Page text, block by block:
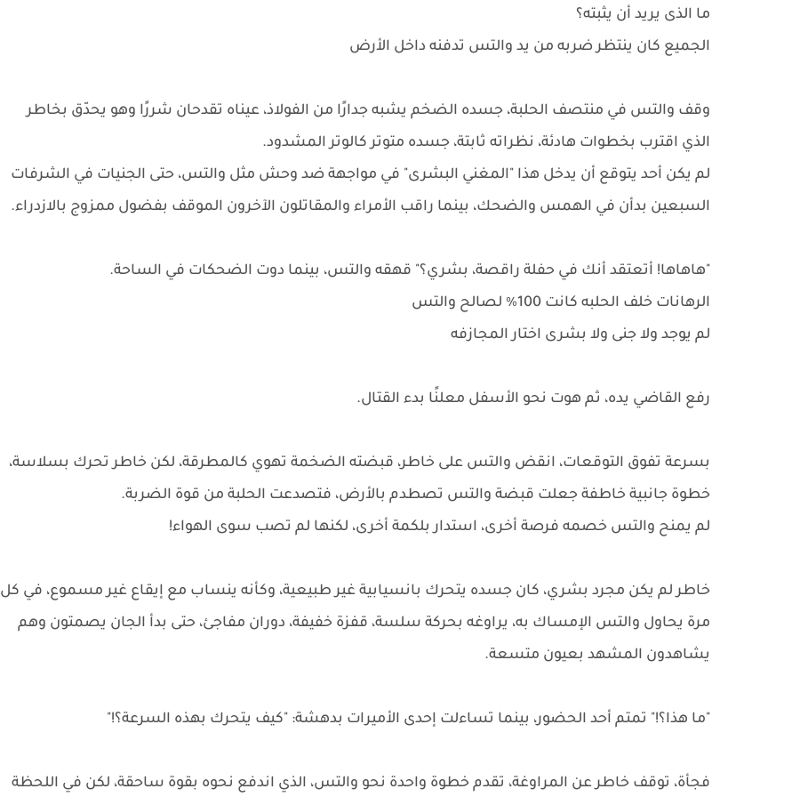
ما الذى يريد أن يثبته؟
الجميع كان ينتظر ضربه من يد والتس تدفنه داخل الأرض
وقف والتس في منتصف الحلبة، جسده الضخم يشبه جدارًا من الفولاذ، عيناه تقدحان شررًا وهو يحدّق بخاطر
الذي اقترب بخطوات هادئة، نظراته ثابتة، جسده متوتر كالوتر المشدود.
لم يكن أحد يتوقع أن يدخل هذا "المغني البشرى" في مواجهة ضد وحش مثل والتس، حتى الجنيات في الشرفات
السبعين بدأن في الهمس والضحك، بينما راقب الأمراء والمقاتلون الآخرون الموقف بفضول ممزوج بالازدراء.
"هاهاها! أتعتقد أنك في حفلة راقصة، بشري؟" قهقه والتس، بينما دوت الضحكات في الساحة.
الرهانات خلف الحلبه كانت 100٪ لصالح والتس
لم يوجد ولا جنى ولا بشرى اختار المجازفه
رفع القاضي يده، ثم هوت نحو الأسفل معلنًا بدء القتال.
بسرعة تفوق التوقعات، انقض والتس على خاطر، قبضته الضخمة تهوي كالمطرقة، لكن خاطر تحرك بسلاسة،
خطوة جانبية خاطفة جعلت قبضة والتس تصطدم بالأرض، فتصدعت الحلبة من قوة الضربة.
لم يمنح والتس خصمه فرصة أخرى، استدار بلكمة أخرى، لكنها لم تصب سوى الهواء!
خاطر لم يكن مجرد بشري، كان جسده يتحرك بانسيابية غير طبيعية، وكأنه ينساب مع إيقاع غير مسموع، في كل
مرة يحاول والتس الإمساك به، يراوغه بحركة سلسة، قفزة خفيفة، دوران مفاجئ، حتى بدأ الجان يصمتون وهم
يشاهدون المشهد بعيون متسعة.
"ما هذا؟!" تمتم أحد الحضور، بينما تساءلت إحدى الأميرات بدهشة: "كيف يتحرك بهذه السرعة؟!"
فجأة، توقف خاطر عن المراوغة، تقدم خطوة واحدة نحو والتس، الذي اندفع نحوه بقوة ساحقة، لكن في اللحظة